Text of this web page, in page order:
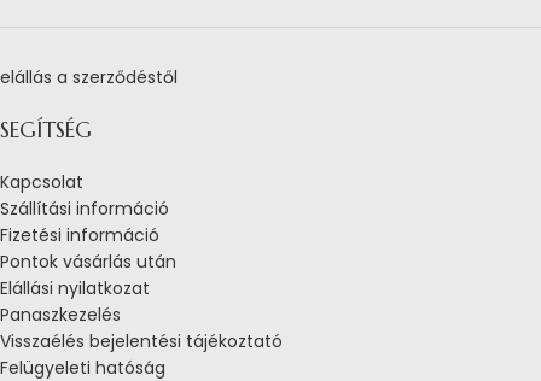
elállás a szerződéstől
SEGÍTSÉG
Kapcsolat
Szállítási információ
Fizetési információ
Pontok vásárlás után
Elállási nyilatkozat
Panaszkezelés
Visszaélés bejelentési tájékoztató
Felügyeleti hatóság